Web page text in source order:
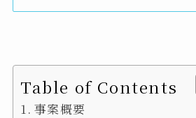
Table of Contents
事案概要